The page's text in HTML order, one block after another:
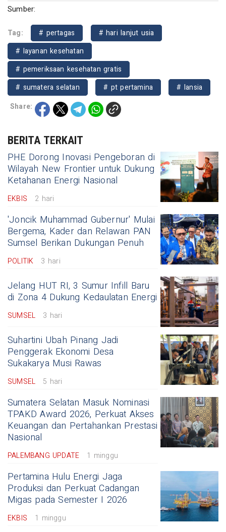
Sumber:
Tag: # pertagas
# hari lanjut usia
# layanan kesehatan
# pemeriksaan kesehatan gratis
# sumatera selatan
# pt pertamina
# lansia
Share:
BERITA TERKAIT
PHE Dorong Inovasi Pengeboran di
Wilayah New Frontier untuk Dukung
Ketahanan Energi Nasional
EKBIS 2 hari
'Joncik Muhammad Gubernur' Mulai
Bergema, Kader dan Relawan PAN
Sumsel Berikan Dukungan Penuh
POLITIK 3 hari
Jelang HUT RI, 3 Sumur Infill Baru
di Zona 4 Dukung Kedaulatan Energi
SUMSEL 3 hari
Suhartini Ubah Pinang Jadi
Penggerak Ekonomi Desa
Sukakarya Musi Rawas
SUMSEL 5 hari
Sumatera Selatan Masuk Nominasi
TPAKD Award 2026, Perkuat Akses
Keuangan dan Pertahankan Prestasi
Nasional
PALEMBANG UPDATE 1 minggu
Pertamina Hulu Energi Jaga
Produksi dan Perkuat Cadangan
Migas pada Semester I 2026
EKBIS 1 minggu